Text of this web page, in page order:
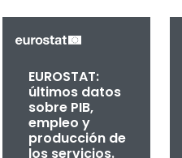
EUROSTAT:
últimos datos
sobre PIB,
empleo y
producción de
los servicios.